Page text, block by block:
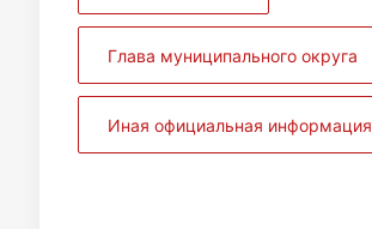
Глава муниципального округа
Иная официальная информация